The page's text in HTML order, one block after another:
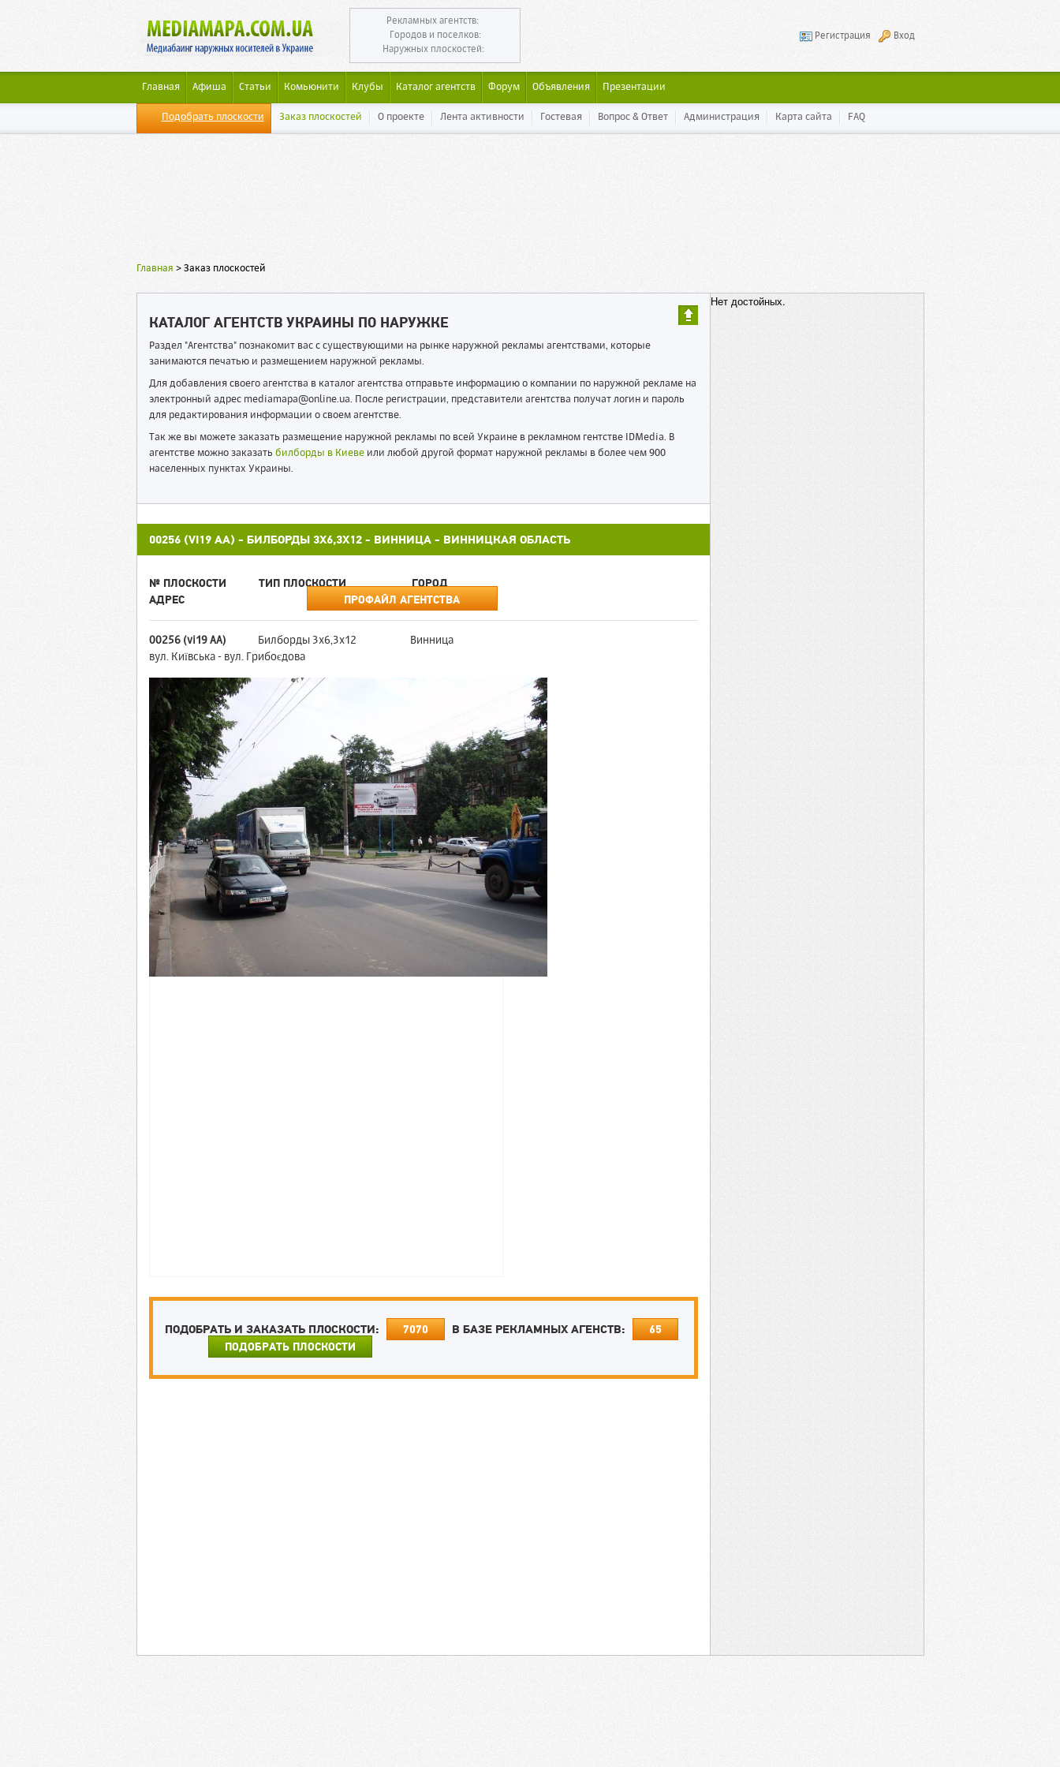
Рекламных агентств:
Городов и поселков:
Наружных плоскостей:
Регистрация Вход
Главная Афиша Статьи Комьюнити Клубы Каталог агентств Форум Объявления Презентации
Подобрать плоскости Заказ плоскостей О проекте Лента активности Гостевая Вопрос & Ответ Администрация Карта сайта FAQ
Главная > Заказ плоскостей
КАТАЛОГ АГЕНТСТВ УКРАИНЫ ПО НАРУЖКЕ
Раздел "Агентства" познакомит вас с существующими на рынке наружной рекламы агентствами, которые
занимаются печатью и размещением наружной рекламы.
Для добавления своего агентства в каталог агентства отправьте информацию о компании по наружной рекламе на
электронный адрес mediamapa@online.ua. После регистрации, представители агентства получат логин и пароль
для редактирования информации о своем агентстве.
Так же вы можете заказать размещение наружной рекламы по всей Украине в рекламном гентстве IDMedia. В
агентстве можно заказать билборды в Киевеили любой другой формат наружной рекламы в более чем 900
населенных пунктах Украины.
00256 (VI19 АА) - БИЛБОРДЫ 3X6,3X12 - ВИННИЦА - ВИННИЦКАЯ ОБЛАСТЬ
№ ПЛОСКОСТИ ТИП ПЛОСКОСТИ
ГОРОД
АДРЕС
ПРОФАЙЛ АГЕНТСТВА
00256 (vi19 АА) Билборды 3x6,3x12
Винница
вул. Київська - вул. Грибоєдова
ПОДОБРАТЬ И ЗАКАЗАТЬ ПЛОСКОСТИ: 7070 В БАЗЕ РЕКЛАМНЫХ АГЕНСТВ:
65
ПОДОБРАТЬ ПЛОСКОСТИ
Нет достойных.